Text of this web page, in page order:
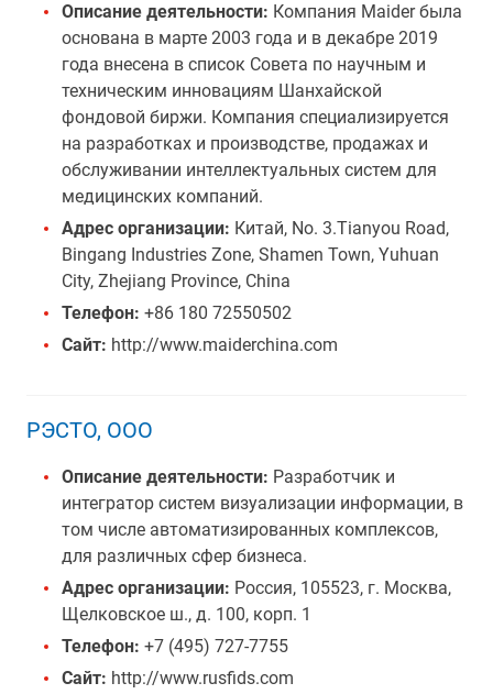
Описание деятельности: Компания Maider была
основана в марте 2003 года и в декабре 2019
года внесена в список Совета по научным и
техническим инновациям Шанхайской
фондовой биржи. Компания специализируется
на разработках и производстве, продажах и
обслуживании интеллектуальных систем для
медицинских компаний.
Адрес организации: Китай, No. 3.Tianyou Road,
Bingang Industries Zone, Shamen Town, Yuhuan
City, Zhejiang Province, China
Телефон: +86 180 72550502
Сайт: http://www.maiderchina.com
РЭСТО, ООО
Описание деятельности: Разработчик и
интегратор систем визуализации информации, в
том числе автоматизированных комплексов,
для различных сфер бизнеса.
Адрес организации: Россия, 105523, г. Москва,
Щелковское ш., д. 100, корп. 1
Телефон: +7 (495) 727-7755
Сайт: http://www.rusfids.com